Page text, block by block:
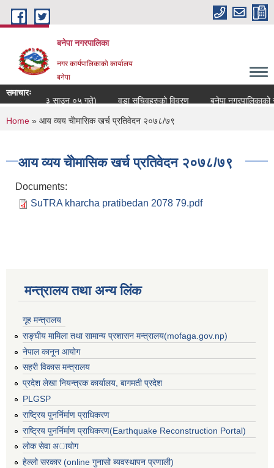
Skip to main content
बनेपा नगरपालिका
नगर कार्यपालिकाको कार्यालय
बनेपा
समाचारः
२०८३ साउन ०५ गते)
वडा सचिवहरुको विवरण बनेपा नगरपालिकाको
You are here
Home » आय व्यय चेोमासिक खर्च प्रतिवेदन २०७८/७९
आय व्यय चेोमासिक खर्च प्रतिवेदन २०७८/७९
Documents:
SuTRA kharcha pratibedan 2078 79.pdf
मन्त्रालय तथा अन्य लिंक
गृह मन्त्रालय
सङ्घीय मामिला तथा सामान्य प्रशासन मन्त्रालय(mofaga.gov.np)
नेपाल कानून आयोग
सहरी विकास मन्त्रालय
प्रदेश लेखा नियन्त्रक कार्यालय, बागमती प्रदेश
PLGSP
राष्ट्रिय पुनर्निर्माण प्राधिकरण
राष्ट्रिय पुनर्निर्माण प्राधिकरण(Earthquake Reconstruction Portal)
लोक सेवा अायोग
हेल्लो सरकार (online गुनासो ब्यवस्थापन प्रणाली)